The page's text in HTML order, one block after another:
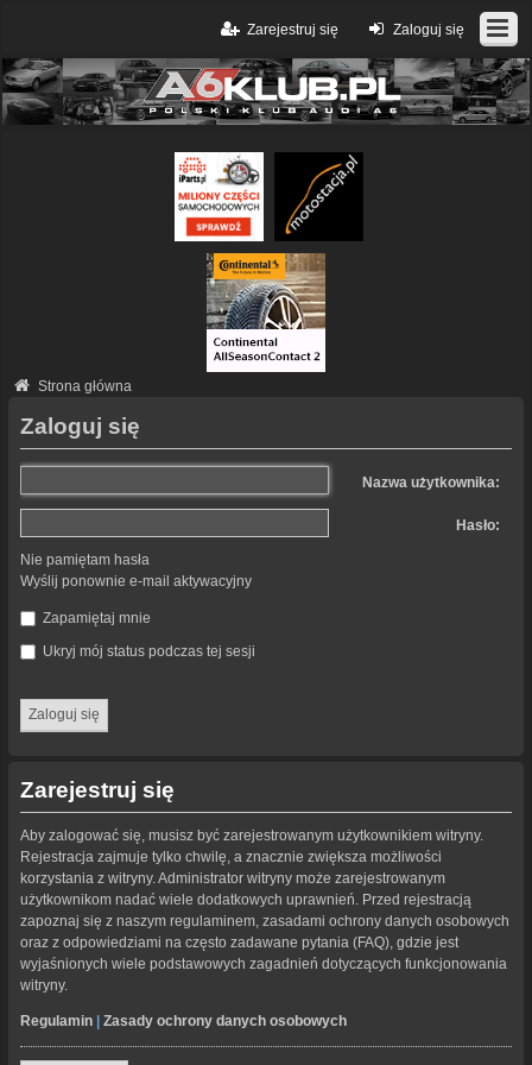
Zaloguj się
Zarejestruj się
Strona główna
Zaloguj się
Nazwa użytkownika:
Hasło:
Nie pamiętam hasła
Wyślij ponownie e-mail aktywacyjny
Zapamiętaj mnie
Ukryj mój status podczas tej sesji
Zarejestruj się
Aby zalogować się, musisz być zarejestrowanym użytkownikiem witryny.
Rejestracja zajmuje tylko chwilę, a znacznie zwiększa możliwości
korzystania z witryny. Administrator witryny może zarejestrowanym
użytkownikom nadać wiele dodatkowych uprawnień. Przed rejestracją
zapoznaj się z naszym regulaminem, zasadami ochrony danych osobowych
oraz z odpowiedziami na często zadawane pytania (FAQ), gdzie jest
wyjaśnionych wiele podstawowych zagadnień dotyczących funkcjonowania
witryny.
Regulamin Zasady ochrony danych osobowych